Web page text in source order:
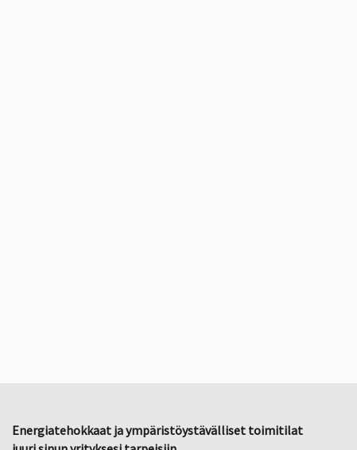
Energiatehokkaat ja ympäristöystävälliset toimitilat